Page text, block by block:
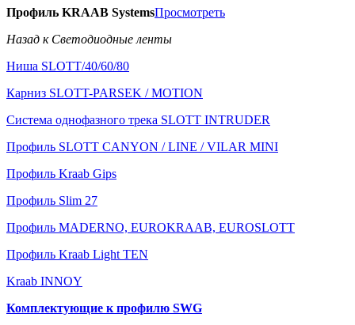
Профиль KRAAB SystemsПросмотреть
Назад к Светодиодные ленты
Ниша SLOTT/40/60/80
Карниз SLOTT-PARSEK / MOTION
Система однофазного трека SLOTT INTRUDER
Профиль SLOTT CANYON / LINE / VILAR MINI
Профиль Kraab Gips
Профиль Slim 27
Профиль MADERNO, EUROKRAAB, EUROSLOTT
Профиль Kraab Light TEN
Kraab INNOY
Комплектующие к профилю SWG